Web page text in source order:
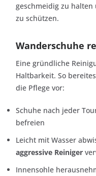
geschmeidig zu
zu schützen.
Wanderschuhe
Eine gründliche
Haltbarkeit. So
die Pflege vor:
Schuhe nach jeder
befreien
Leicht mit Wasser
aggressive Reiniger
Innensohle